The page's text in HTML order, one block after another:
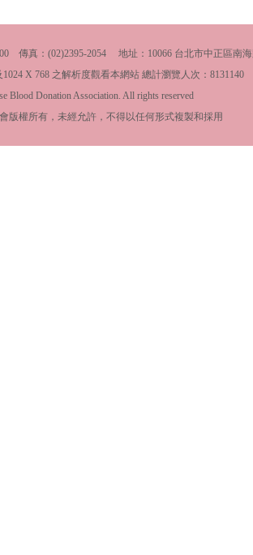
傳真：(02)2395-2054 地址：10066 台北市中正區南
X 768 之解析度觀看本網站 總計瀏覽人次： 8131140
Blood Donation Association. All rights reserved
版權所有，未經允許，不得以任何形式複製和採用